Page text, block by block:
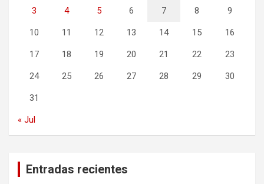
3 4 5 6 7 8 9
10 11 12 13 14 15 16
17 18 19 20 21 22 23
24 25 26 27 28 29 30
31
« Jul
Entradas recientes